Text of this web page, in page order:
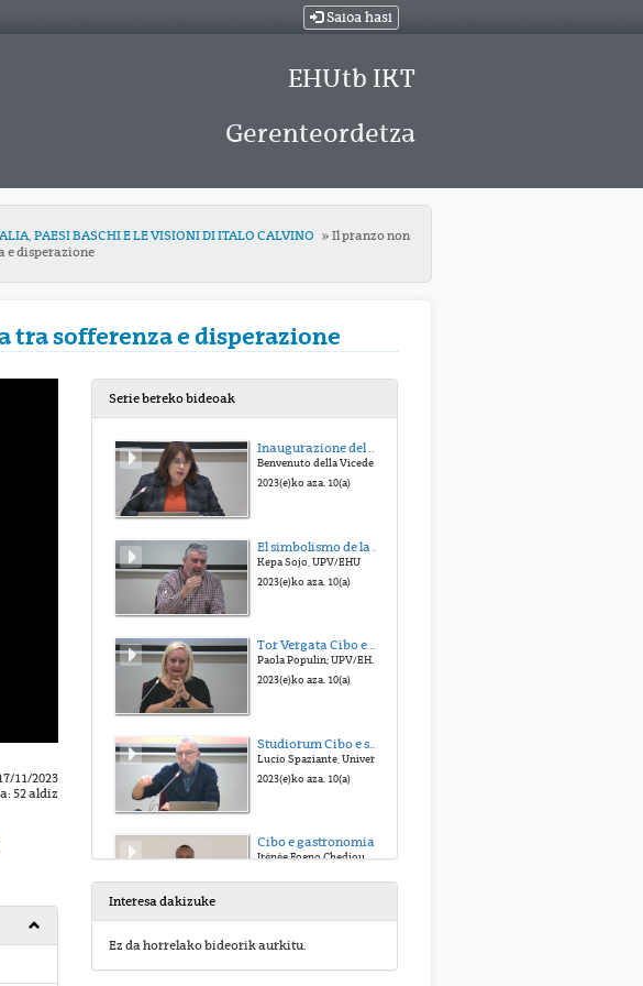
Saioa hasi
EHUtb IKT
Gerenteordetza
PAESI BASCHI E LE VISIONI DI ITALO CALVINO
Il pranzo non
e disperazione
sofferenza e disperazione
11/2023
52 aldiz
Serie bereko bideoak
Inaugurazione del Convegno
Benvenuto della Vicedecana de la Facultad de Letras, EHU/UPV, Virginia López de Maturana
2023(e)ko aza. 10(a)
Kepa Sojo, UPV/EHU
2023(e)ko aza. 10(a)
Tor Vergata Cibo e cucina nel cinema basco contemporaneo
Paola Populin; UPV/EHU e Universita degli studi di Roma
2023(e)ko aza. 10(a)
Studiorum Cibo e semiotica degli audiovisivi
Lucio Spaziante, Università degli Studi di Bologna Alma Mater
2023(e)ko aza. 10(a)
Cibo e gastronomia orientale nell’odeporica di Alberto Moravia
Irénée Fogno Chedjou, Université Catholique de Louvain, UCL
Interesa dakizuke
Ez da horrelako bideorik aurkitu.